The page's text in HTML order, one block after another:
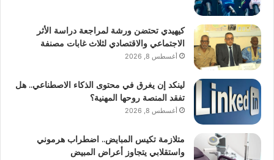
كيهيدي تحتضن ورشة لمراجعة دراسة الأثر
الاجتماعي والاقتصادي لثلاث غابات مصنفة
أغسطس 8, 2026
لينكد إن يغرق في محتوى الذكاء الاصطناعي.. هل
تفقد المنصة روحها المهنية؟
أغسطس 8, 2026
متلازمة تكيس المبايض.. اضطراب هرموني
واستقلابي يتجاوز أعراض المبيض